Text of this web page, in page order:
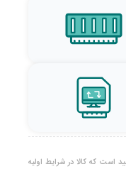
است که کالا در شرایط اولیه